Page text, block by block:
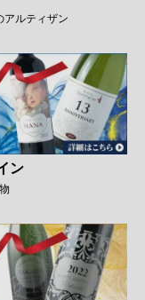
アルティザン
ン